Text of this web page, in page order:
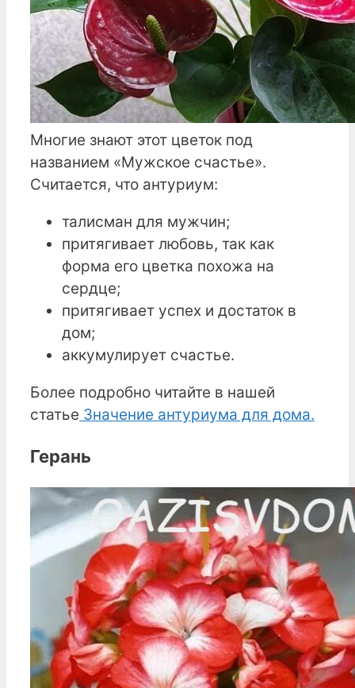
Многие знают этот цветок под
названием «Мужское счастье».
Считается, что антуриум:
талисман для мужчин;
притягивает любовь, так как
форма его цветка похожа на
сердце;
притягивает успех и достаток в
дом;
аккумулирует счастье.
Более подробно читайте в нашей
статье Значение антуриума для дома.
Герань